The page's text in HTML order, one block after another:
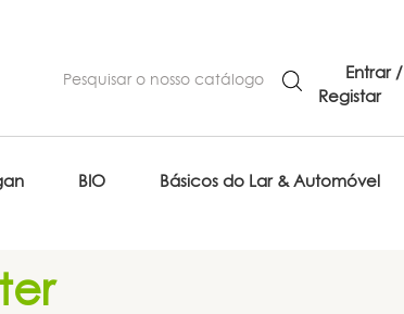
Entrar /
Registar
BIO Básicos do Lar & Automóvel